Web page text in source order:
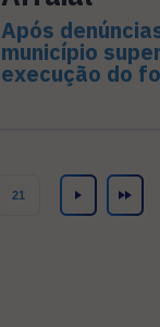
Após
município
execução do